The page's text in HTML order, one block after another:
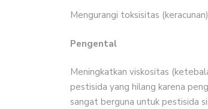
Mengurangi toksisitas
Pengental
Meningkatkan viskositas
pestisida yang hilang karena
sangat berguna untuk pestisida